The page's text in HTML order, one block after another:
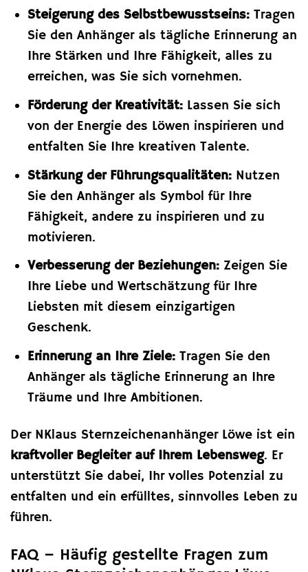
Steigerung des Selbstbewusstseins:Tragen
Sie den Anhänger als tägliche Erinnerung an
Ihre Stärken und Ihre Fähigkeit, alles zu
erreichen, was Sie sich vornehmen.
Förderung der Kreativität:Lassen Sie sich
von der Energie des Löwen inspirieren und
entfalten Sie Ihre kreativen Talente.
Stärkung der Führungsqualitäten:Nutzen
Sie den Anhänger als Symbol für Ihre
Fähigkeit, andere zu inspirieren und zu
motivieren.
Verbesserung der Beziehungen:Zeigen Sie
Ihre Liebe und Wertschätzung für Ihre
Liebsten mit diesem einzigartigen
Geschenk.
Erinnerung an Ihre Ziele:Tragen Sie den
Anhänger als tägliche Erinnerung an Ihre
Träume und Ihre Ambitionen.
Der NKlaus Sternzeichenanhänger Löwe ist ein
kraftvoller Begleiter auf Ihrem Lebensweg. Er
unterstützt Sie dabei, Ihr volles Potenzial zu
entfalten und ein erfülltes, sinnvolles Leben zu
führen.
FAQ – Häufig gestellte Fragen zum